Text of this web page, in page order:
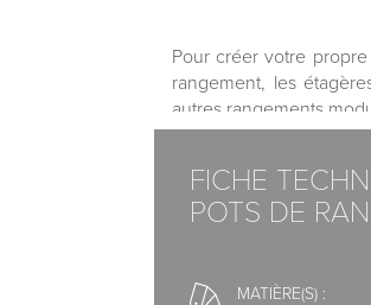
Pour créer votre
rangement, les
autres rangements
Si vous le
Matériaux : plastique
FICHE
POTS DE
MATIÈRE(S) :